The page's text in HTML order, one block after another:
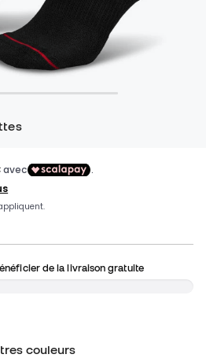
de la livraison gratuite
couleurs